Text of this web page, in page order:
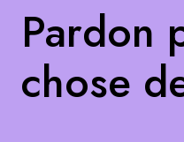
Pardon
chose